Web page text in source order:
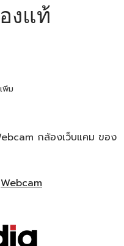
งแท้
พิ่ม
กล้องเว็บแคม ของ
Webcam